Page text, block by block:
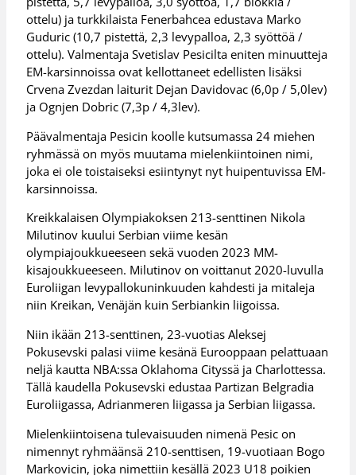
ottelu) ja turkkilaista Fenerbahcea edustava Marko
Guduric (10,7 pistettä, 2,3 levypalloa, 2,3 syöttöä /
ottelu). Valmentaja Svetislav Pesicilta eniten minuutteja
EM-karsinnoissa ovat kellottaneet edellisten lisäksi
Crvena Zvezdan laiturit Dejan Davidovac (6,0p / 5,0lev)
ja Ognjen Dobric (7,3p / 4,3lev).
Päävalmentaja Pesicin koolle kutsumassa 24 miehen
ryhmässä on myös muutama mielenkiintoinen nimi,
joka ei ole toistaiseksi esiintynyt nyt huipentuvissa EM-
karsinnoissa.
Kreikkalaisen Olympiakoksen 213-senttinen Nikola
Milutinov kuului Serbian viime kesän
olympiajoukkueeseen sekä vuoden 2023 MM-
kisajoukkueeseen. Milutinov on voittanut 2020-luvulla
Euroliigan levypallokuninkuuden kahdesti ja mitaleja
niin Kreikan, Venäjän kuin Serbiankin liigoissa.
Niin ikään 213-senttinen, 23-vuotias Aleksej
Pokusevski palasi viime kesänä Eurooppaan pelattuaan
neljä kautta NBA:ssa Oklahoma Cityssä ja Charlottessa.
Tällä kaudella Pokusevski edustaa Partizan Belgradia
Euroliigassa, Adrianmeren liigassa ja Serbian liigassa.
Mielenkiintoisena tulevaisuuden nimenä Pesic on
nimennyt ryhmäänsä 210-senttisen, 19-vuotiaan Bogo
Markovicin, joka nimettiin kesällä 2023 U18 poikien